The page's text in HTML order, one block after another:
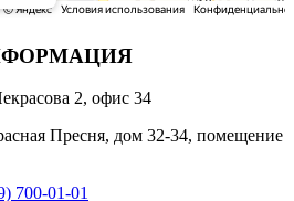
2, офис 34
Пресня, дом 32-34, помещение
700-01-01